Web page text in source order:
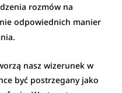
rozmów na
odpowiednich manier
nasz wizerunek w
być postrzegany jako